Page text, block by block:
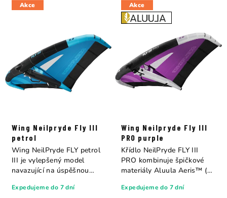
Akce
Wing Neilpryde Fly III
petrol
Expedujeme do 7 dní
Wing NeilPryde FLY petrol
III je vylepšený model
navazující na úspěšnou
Akce
Wing Neilpryde Fly III
PRO purple
Expedujeme do 7 dní
Křídlo NeilPryde FLY III
PRO kombinuje špičkové
materiály Aluula Aeris™ (na